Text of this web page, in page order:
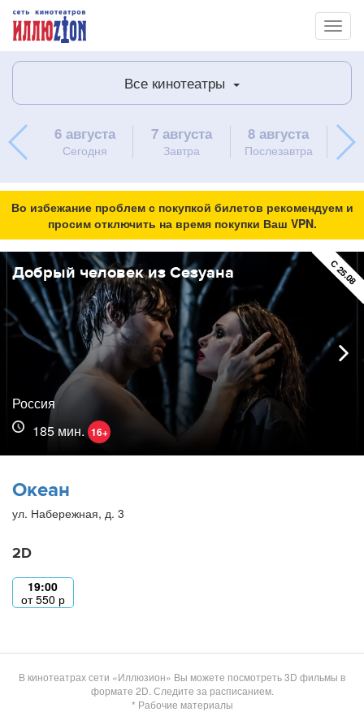
Все кинотеатры
6 августа
Сегодня
7 августа
Завтра
8 августа
Послезавтра
9
Во избежание проблем с покупкой билетов рекомендуем и
просим отключить на время покупки Ваш VPN.
С 25.08
Добрый человек из Сезуана
Россия
185 мин. 16+
Океан
ул. Набережная, д. 3
2D
19:00
от550 р
В кинотеатрах сети «Иллюзион» Вы можете посмотреть 3D фильмы в
формате 2D. Следите за расписанием.
* Рабочие материалы